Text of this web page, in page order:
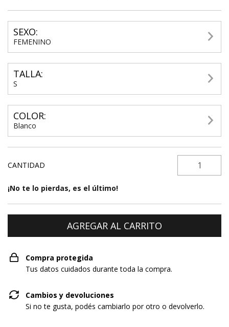
SEXO:
FEMENINO
TALLA:
S
COLOR:
Blanco
CANTIDAD
¡No te lo pierdas, es el último!
Compra protegida
Tus datos cuidados durante toda la compra.
Cambios y devoluciones
Si no te gusta, podés cambiarlo por otro o devolverlo.